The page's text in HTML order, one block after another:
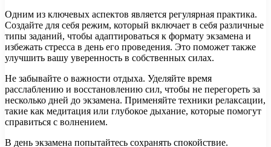
Одним из ключевых аспектов является регулярная практика.
Создайте для себя режим, который включает в себя различные
типы заданий, чтобы адаптироваться к формату экзамена и
избежать стресса в день его проведения. Это поможет также
улучшить вашу уверенность в собственных силах.
Не забывайте о важности отдыха. Уделяйте время
расслаблению и восстановлению сил, чтобы не перегореть за
несколько дней до экзамена. Применяйте техники релаксации,
такие как медитация или глубокое дыхание, которые помогут
справиться с волнением.
В день экзамена попытайтесь сохранять спокойствие.